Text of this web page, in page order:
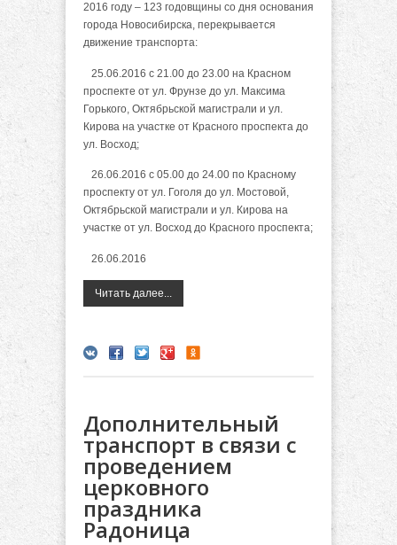
2016 году – 123 годовщины со дня основания
города Новосибирска, перекрывается
движение транспорта:
25.06.2016 с 21.00 до 23.00 на Красном
проспекте от ул. Фрунзе до ул. Максима
Горького, Октябрьской магистрали и ул.
Кирова на участке от Красного проспекта до
ул. Восход;
26.06.2016 с 05.00 до 24.00 по Красному
проспекту от ул. Гоголя до ул. Мостовой,
Октябрьской магистрали и ул. Кирова на
участке от ул. Восход до Красного проспекта;
26.06.2016
Читать далее...
Дополнительный
транспорт в связи с
проведением
церковного
праздника
Радоница